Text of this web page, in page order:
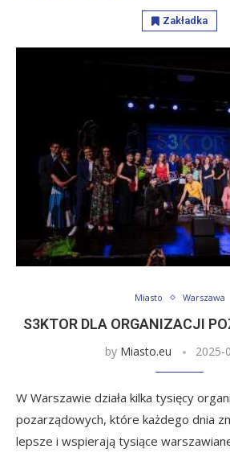
Zakładka
Miasto Warszawa
S3KTOR DLA ORGANIZACJI
by Miasto.eu 2025-
W Warszawie działa kilka tysięcy
pozarządowych, które każdego dnia
lepsze i wspierają tysiące